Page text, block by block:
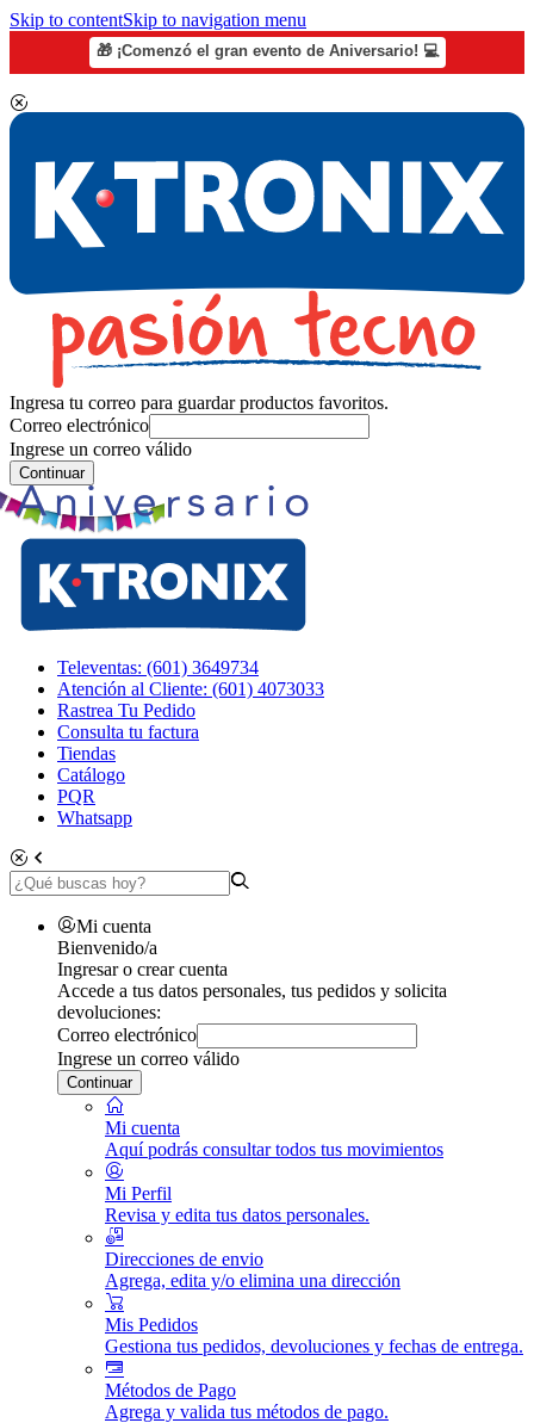
Skip to contentSkip to navigation menu
🎁 ¡Comenzó el gran evento de Aniversario! 💻
Ingresa tu correo para guardar productos favoritos.
Correo electrónico
Ingrese un correo válido
Continuar
Televentas: (601) 3649734
Atención al Cliente: (601) 4073033
Rastrea Tu Pedido
Consulta tu factura
Tiendas
Catálogo
PQR
Whatsapp
Mi cuenta
Bienvenido/a
Ingresar o crear cuenta
Accede a tus datos personales, tus pedidos y solicita
devoluciones:
Correo electrónico
Ingrese un correo válido
Continuar
Mi cuenta
Aquí podrás consultar todos tus movimientos
Mi Perfil
Revisa y edita tus datos personales.
Direcciones de envio
Agrega, edita y/o elimina una dirección
Mis Pedidos
Gestiona tus pedidos, devoluciones y fechas de entrega.
Métodos de Pago
Agrega y valida tus métodos de pago.